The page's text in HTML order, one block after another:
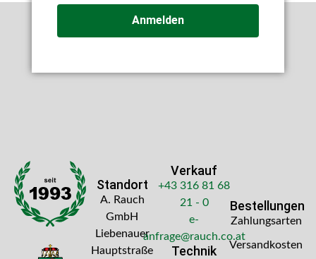
Anmelden
Standort
A. Rauch
GmbH
Liebenauer
Hauptstraße
Verkauf
+43 316 81 68
21 - 0
e-
anfrage@rauch.co.at
Technik
Bestellungen
Zahlungsarten
Versandkosten